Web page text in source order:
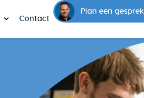
Contact
Plan een gesprek